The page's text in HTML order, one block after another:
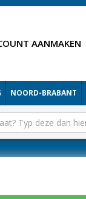
AANMAKEN
NOORD-BRABANT